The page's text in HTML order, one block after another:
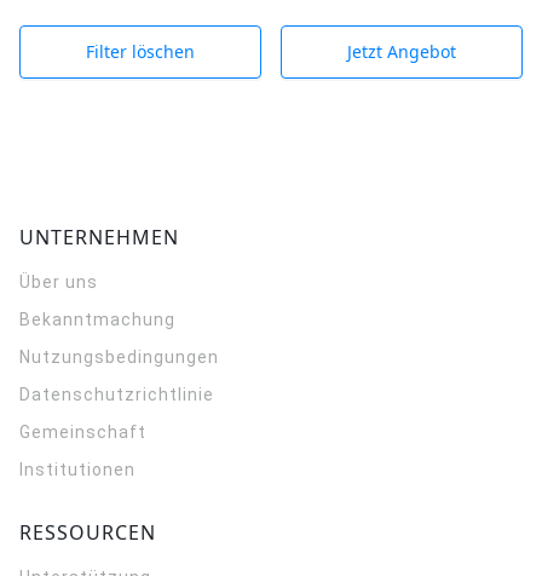
Filter löschen Jetzt Angebot
UNTERNEHMEN
Über uns
Bekanntmachung
Nutzungsbedingungen
Datenschutzrichtlinie
Gemeinschaft
Institutionen
RESSOURCEN